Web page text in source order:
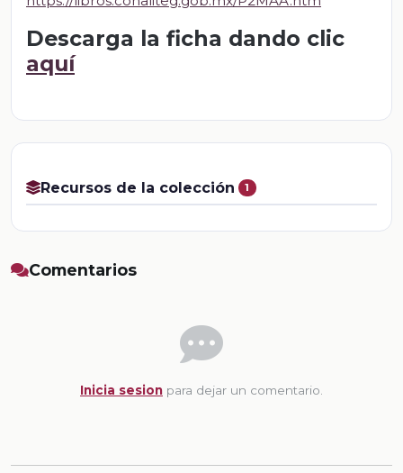
Descarga la ficha dando clic
aquí
Recursos de la colección 1
Comentarios
Inicia sesion para dejar un comentario.